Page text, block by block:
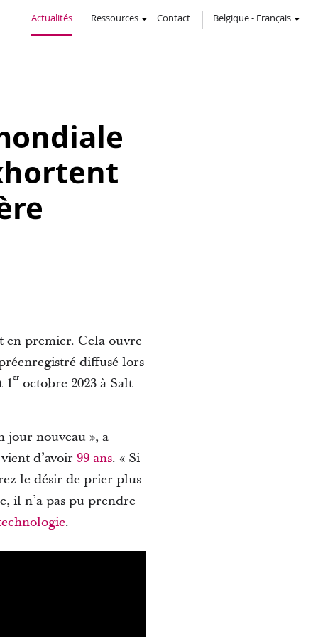
Actualités Ressources Contact Belgique- Français
en premier. Cela ouvre
diffusé lors
1er octobre 2023 à Salt
jour nouveau », a
d’avoir 99 ans. « Si
le désir de prier plus
il n’a pas pu prendre
.